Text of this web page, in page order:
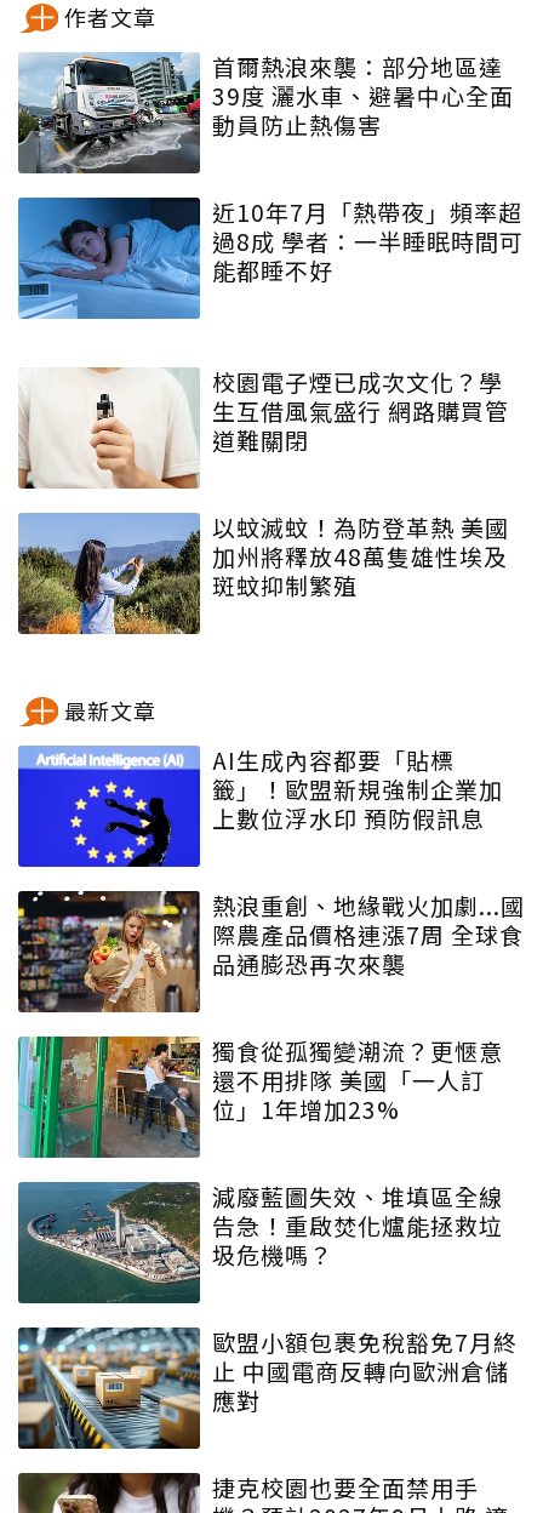
作者文章
首爾熱浪來襲：部分地區達
39度 灑水車、避暑中心全面
動員防止熱傷害
近10年7月「熱帶夜」頻率超
過8成 學者：一半睡眠時間可
能都睡不好
校園電子煙已成次文化？學
生互借風氣盛行 網路購買管
道難關閉
以蚊滅蚊！為防登革熱 美國
加州將釋放48萬隻雄性埃及
斑蚊抑制繁殖
最新文章
AI生成內容都要「貼標
籤」！歐盟新規強制企業加
上數位浮水印 預防假訊息
熱浪重創、地緣戰火加劇...國
際農產品價格連漲7周 全球食
品通膨恐再次來襲
獨食從孤獨變潮流？更愜意
還不用排隊 美國「一人訂
位」1年增加23%
減廢藍圖失效、堆填區全線
告急！重啟焚化爐能拯救垃
圾危機嗎？
歐盟小額包裹免稅豁免7月終
止 中國電商反轉向歐洲倉儲
應對
捷克校園也要全面禁用手